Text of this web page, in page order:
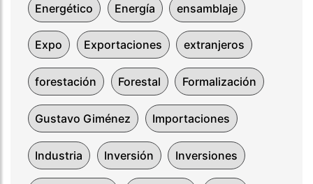
Energético Energía ensamblaje
Expo Exportaciones extranjeros
forestación Forestal Formalización
Gustavo Giménez Importaciones
Industria Inversión Inversiones